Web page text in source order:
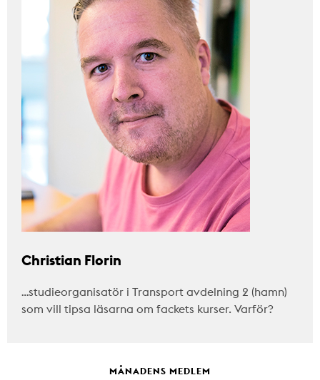
Christian Florin
…studieorganisatör i Transport avdelning 2 (hamn)
som vill tipsa läsarna om fackets kurser. Varför?
MÅNADENS MEDLEM